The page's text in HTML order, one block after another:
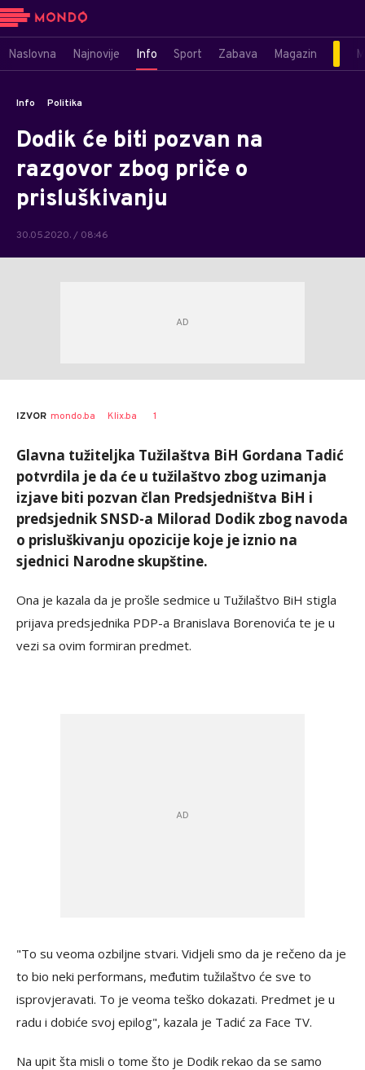
Naslovna Najnovije Info Sport Zabava Magazin
Info Politika
Dodik će biti pozvan na
razgovor zbog priče o
prisluškivanju
30.05.2020. / 08:46
IZVOR mondo.ba Klix.ba 1
Glavna tužiteljka Tužilaštva BiH Gordana Tadić
potvrdila je da će u tužilaštvo zbog uzimanja
izjave biti pozvan član Predsjedništva BiH i
predsjednik SNSD-a Milorad Dodik zbog navoda
o prisluškivanju opozicije koje je iznio na
sjednici Narodne skupštine.
Ona je kazala da je prošle sedmice u Tužilaštvo BiH stigla
prijava predsjednika PDP-a Branislava Borenovića te je u
vezi sa ovim formiran predmet.
"To su veoma ozbiljne stvari. Vidjeli smo da je rečeno da je
to bio neki performans, međutim tužilaštvo će sve to
isprovjeravati. To je veoma teško dokazati. Predmet je u
radu i dobiće svoj epilog", kazala je Tadić za Face TV.
Na upit šta misli o tome što je Dodik rekao da se samo